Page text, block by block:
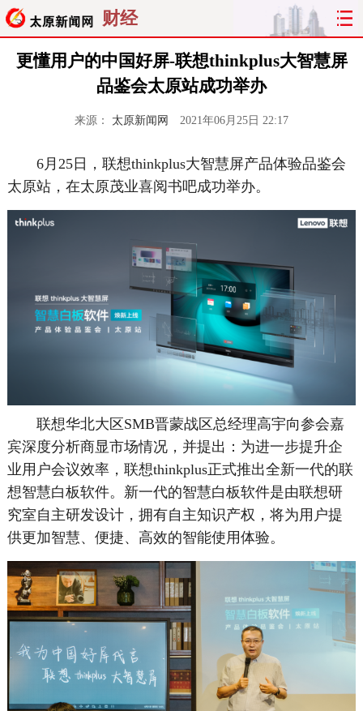
财经
更懂用户的中国好屏-联想thinkplus大智慧屏
品鉴会太原站成功举办
来源： 太原新闻网 2021年06月25日 22:17
6月25日，联想thinkplus大智慧屏产品体验品鉴会
太原站，在太原茂业喜阅书吧成功举办。
联想华北大区SMB晋蒙战区总经理高宇向参会嘉
宾深度分析商显市场情况，并提出：为进一步提升企
业用户会议效率，联想thinkplus正式推出全新一代的联
想智慧白板软件。新一代的智慧白板软件是由联想研
究室自主研发设计，拥有自主知识产权，将为用户提
供更加智慧、便捷、高效的智能使用体验。